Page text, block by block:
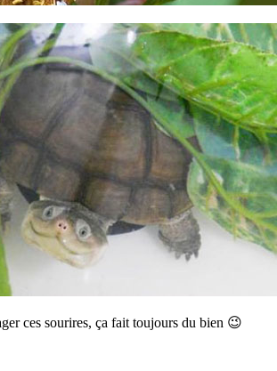
ces sourires, ça fait toujours du bien 😉